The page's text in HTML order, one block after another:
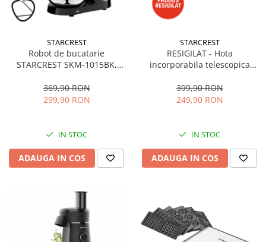
STARCREST
Robot de bucatarie
STARCREST SKM-1015BK,
Accesorii, 10 Viteze + Pulse,
Negru
369,90 RON
299,90 RON
IN STOC
ADAUGA IN COS
STARCREST
RESIGILAT - Hota
incorporabila telescopica
Putere de absorbtie 550 m3/h,
1 Motor, 2 Trepte putere, 60
399,90 RON
249,90 RON
IN STOC
ADAUGA IN COS